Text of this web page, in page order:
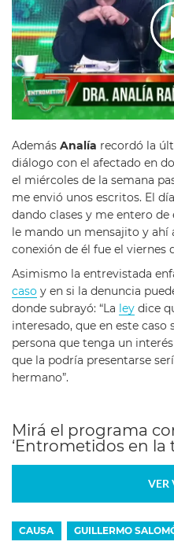
Además Analía recordó la
diálogo con el afectado en
el miércoles de la semana
me envió unos escritos. El
dando clases y me entero
le mando un mensajito y
conexión de él fue el viernes
Asimismo la entrevistada
caso y en si la denuncia
donde subrayó: “La ley dice
interesado, que en este caso
persona que tenga un
que la podría presentarse
hermano”.
Mirá el programa
‘Entrometidos en la
VER
CAUSA GUILLERMO